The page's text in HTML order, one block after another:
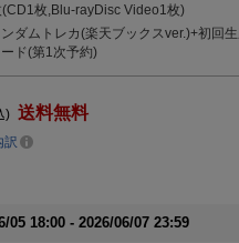
枚,Blu-rayDisc Video1枚)
ダムトレカ(楽天ブックスver.)+初回
ド(第1次予約)
) 送料無料
訳
05 18:00 - 2026/06/07 23:59